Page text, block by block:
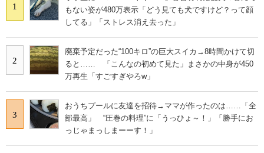
1
もない姿が480万表示「どう見ても犬ですけど？って顔
してる」「ストレス消え去った」
2
廃棄予定だった“100キロ”の巨大スイカ→8時間かけて切
ると…… 「こんなの初めて見た」まさかの中身が450
万再生「すごすぎやろw」
3
おうちプールに友達を招待→ママが作ったのは……「全
部最高」 “圧巻の料理”に「うっひょ～！」「勝手にお
っじゃまっしまーーす！」